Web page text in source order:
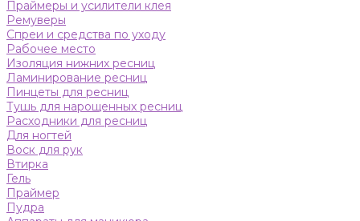
Праймеры и усилители клея
Ремуверы
Спреи и средства по уходу
Рабочее место
Изоляция нижних ресниц
Ламинирование ресниц
Пинцеты для ресниц
Тушь для нарощенных ресниц
Расходники для ресниц
Для ногтей
Воск для рук
Втирка
Гель
Праймер
Пудра